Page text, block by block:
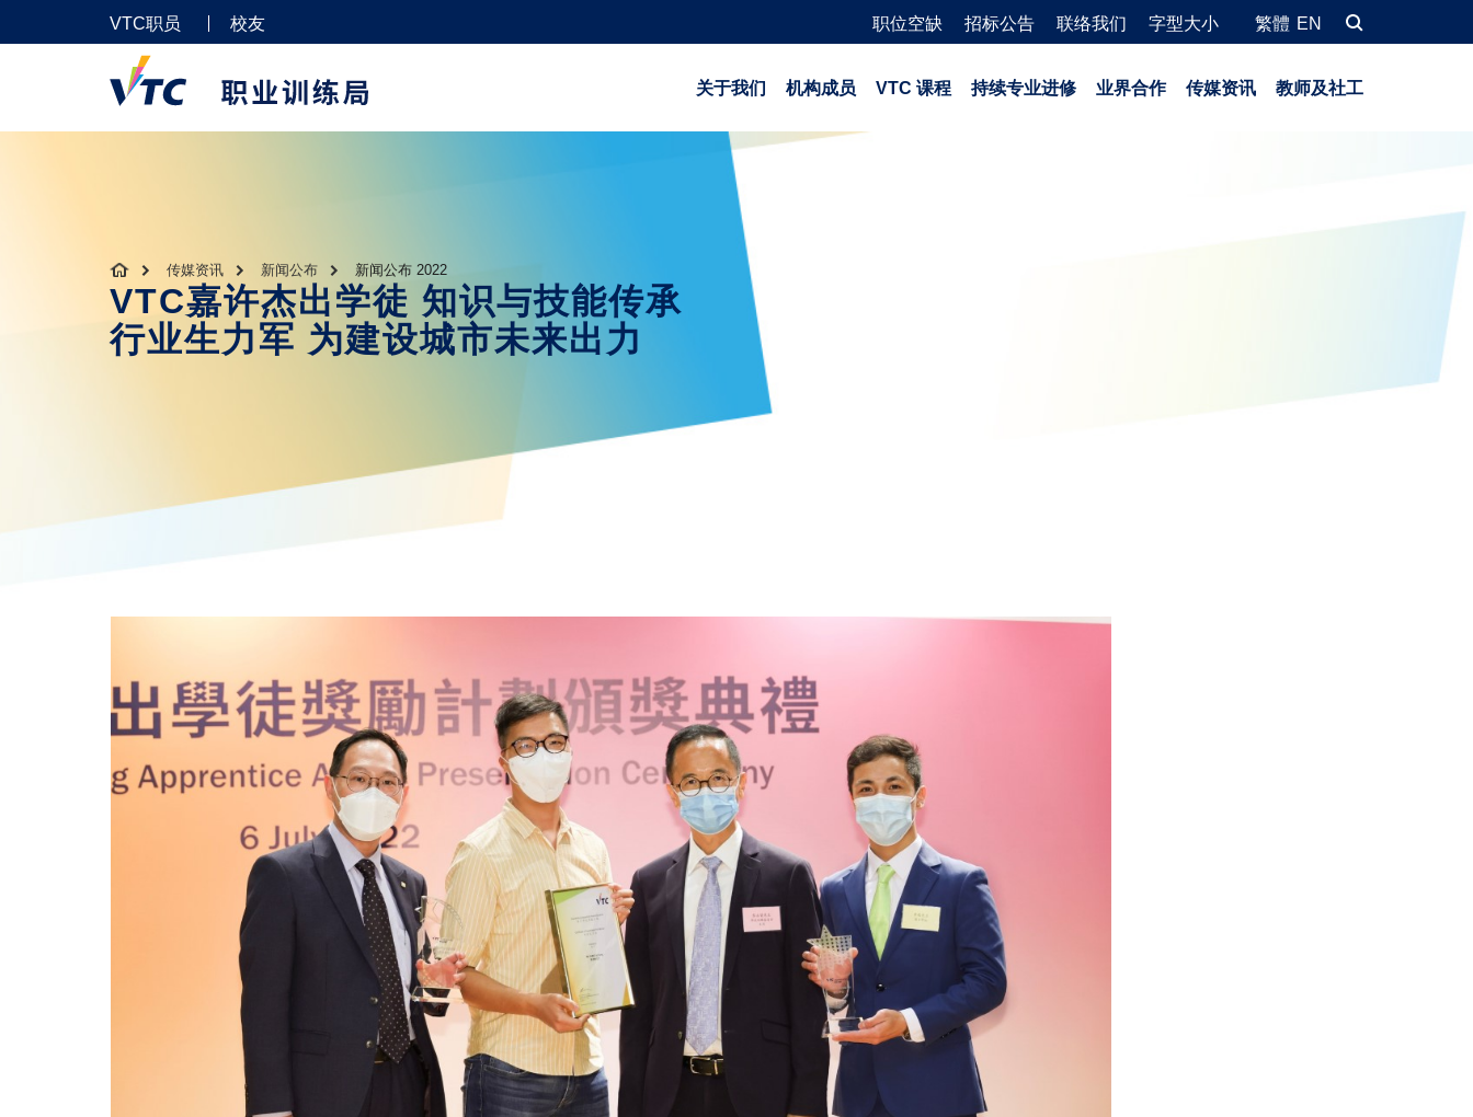
VTC职员 校友 职位空缺 招标公告 联络我们 字型大小 繁體 EN
关于我们 机构成员 VTC 课程 持续专业进修 业界合作 传媒资讯 教师及社工
传媒资讯 新闻公布 新闻公布 2022
VTC嘉许杰出学徒 知识与技能传承
行业生力军 为建设城市未来出力